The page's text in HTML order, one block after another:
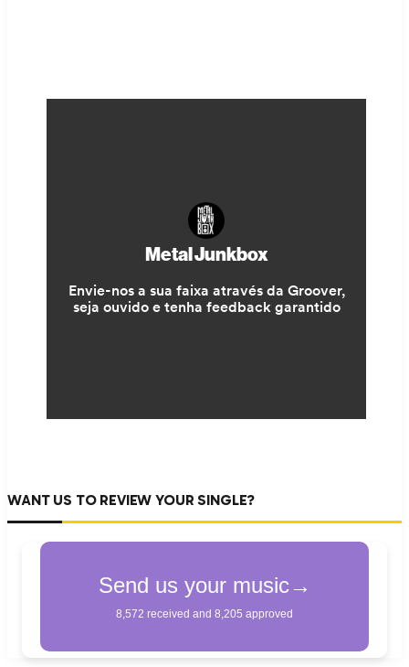
WANT US TO REVIEW YOUR SINGLE?